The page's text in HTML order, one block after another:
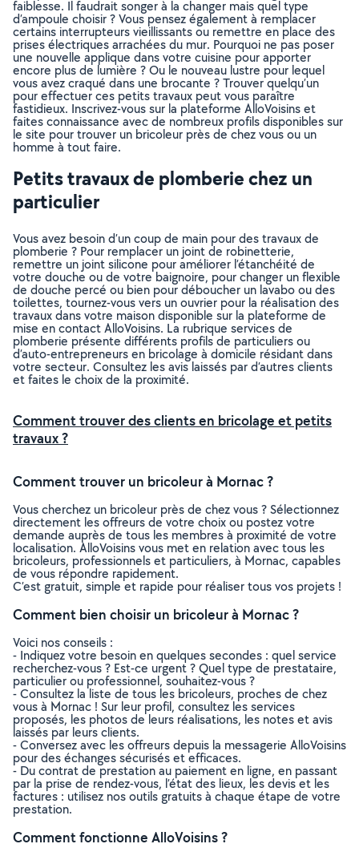
faiblesse. Il faudrait songer à la changer mais quel type
d’ampoule choisir ? Vous pensez également à remplacer
certains interrupteurs vieillissants ou remettre en place des
prises électriques arrachées du mur. Pourquoi ne pas poser
une nouvelle applique dans votre cuisine pour apporter
encore plus de lumière ? Ou le nouveau lustre pour lequel
vous avez craqué dans une brocante ? Trouver quelqu’un
pour effectuer ces petits travaux peut vous paraître
fastidieux. Inscrivez-vous sur la plateforme AlloVoisins et
faites connaissance avec de nombreux profils disponibles sur
le site pour trouver un bricoleur près de chez vous ou un
homme à tout faire.
Petits travaux de plomberie chez un
particulier
Vous avez besoin d’un coup de main pour des travaux de
plomberie ? Pour remplacer un joint de robinetterie,
remettre un joint silicone pour améliorer l’étanchéité de
votre douche ou de votre baignoire, pour changer un flexible
de douche percé ou bien pour déboucher un lavabo ou des
toilettes, tournez-vous vers un ouvrier pour la réalisation des
travaux dans votre maison disponible sur la plateforme de
mise en contact AlloVoisins. La rubrique services de
plomberie présente différents profils de particuliers ou
d’auto-entrepreneurs en bricolage à domicile résidant dans
votre secteur. Consultez les avis laissés par d’autres clients
et faites le choix de la proximité.
Comment trouver des clients en bricolage et petits
travaux ?
Comment trouver un bricoleur à Mornac ?
Vous cherchez un bricoleur près de chez vous ? Sélectionnez
directement les offreurs de votre choix ou postez votre
demande auprès de tous les membres à proximité de votre
localisation. AlloVoisins vous met en relation avec tous les
bricoleurs, professionnels et particuliers, à Mornac, capables
de vous répondre rapidement.
C’est gratuit, simple et rapide pour réaliser tous vos projets !
Comment bien choisir un bricoleur à Mornac ?
Voici nos conseils :
- Indiquez votre besoin en quelques secondes : quel service
recherchez-vous ? Est-ce urgent ? Quel type de prestataire,
particulier ou professionnel, souhaitez-vous ?
- Consultez la liste de tous les bricoleurs, proches de chez
vous à Mornac ! Sur leur profil, consultez les services
proposés, les photos de leurs réalisations, les notes et avis
laissés par leurs clients.
- Conversez avec les offreurs depuis la messagerie AlloVoisins
pour des échanges sécurisés et efficaces.
- Du contrat de prestation au paiement en ligne, en passant
par la prise de rendez-vous, l’état des lieux, les devis et les
factures : utilisez nos outils gratuits à chaque étape de votre
prestation.
Comment fonctionne AlloVoisins ?